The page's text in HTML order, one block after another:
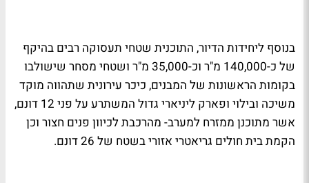
בנוסף ליחידות הדיור, התוכנית שטחי תעסוקה רבים בהיקף
של כ-140,000 מ"ר וכ-35,000 מ"ר ושטחי מסחר שישולבו
בקומות הראשונות של המבנים, כיכר עירונית שתהווה מוקד
משיכה ובילוי ופארק ליניארי גדול המשתרע על פני 12 דונם,
אשר מתוכנן ממזרח למערב- מהרכבת לכיוון פנים חצור וכן
הקמת בית חולים גריאטרי אזורי בשטח של 26 דונם.